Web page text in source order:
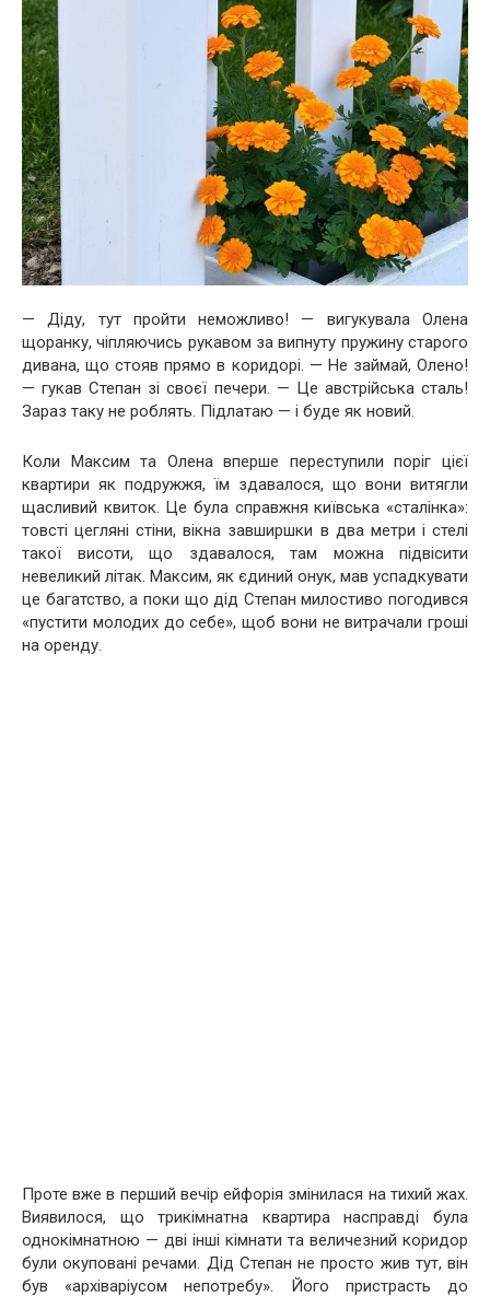
— Діду, тут пройти неможливо! — вигукувала Олена
щоранку, чіпляючись рукавом за випнуту пружину старого
дивана, що стояв прямо в коридорі. — Не займай, Олено!
— гукав Степан зі своєї печери. — Це австрійська сталь!
Зараз таку не роблять. Підлатаю — і буде як новий.
Коли Максим та Олена вперше переступили поріг цієї
квартири як подружжя, їм здавалося, що вони витягли
щасливий квиток. Це була справжня київська «сталінка»:
товсті цегляні стіни, вікна завширшки в два метри і стелі
такої висоти, що здавалося, там можна підвісити
невеликий літак. Максим, як єдиний онук, мав успадкувати
це багатство, а поки що дід Степан милостиво погодився
«пустити молодих до себе», щоб вони не витрачали гроші
на оренду.
Проте вже в перший вечір ейфорія змінилася на тихий жах.
Виявилося, що трикімнатна квартира насправді була
однокімнатною — дві інші кімнати та величезний коридор
були окуповані речами. Дід Степан не просто жив тут, він
був «архіваріусом непотребу». Його пристрасть до